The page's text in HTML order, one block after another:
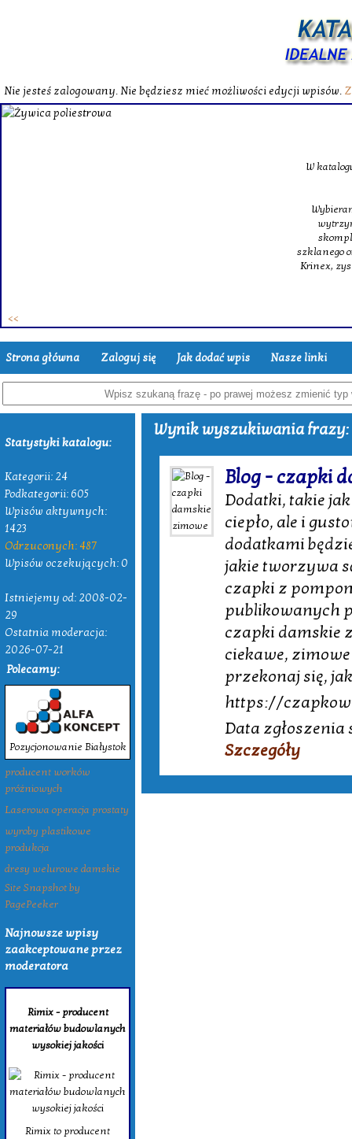
Nie jesteś zalogowany. Nie będziesz mieć możliwości edycji wpisów.
W
szklanego
Krinex,
Strona główna Zaloguj się Jak dodać wpis Nasze linki
Statystyki katalogu:
Kategorii: 24
Podkategorii: 605
Wpisów aktywnych:
1423
Odrzuconych: 487
Wpisów oczekujących: 0
Istniejemy od: 2008-02-
29
Ostatnia moderacja:
2026-07-21
Polecamy:
Pozycjonowanie Białystok
producent worków
próżniowych
Laserowa operacja prostaty
wyroby plastikowe
produkcja
dresy welurowe damskie
Site Snapshot by
PagePeeker
Najnowsze wpisy
zaakceptowane przez
moderatora
Rimix - producent
materiałów budowlanych
wysokiej jakości
Rimix to producent
Wynik wyszukiwania frazy:
Blog - czapki
Dodatki, takie
ciepło, ale i
dodatkami
jakie tworzywa
czapki z
publikowanych
czapki damskie
ciekawe,
przekonaj się,
https://
Data zgłoszenia
Szczegóły